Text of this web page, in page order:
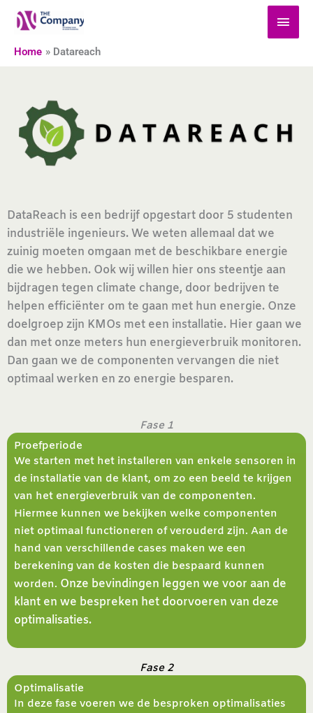
Home Datareach
DataReach is een bedrijf opgestart door 5 studenten
industriële ingenieurs. We weten allemaal dat we
zuinig moeten omgaan met de beschikbare energie
die we hebben. Ook wij willen hier ons steentje aan
bijdragen tegen climate change, door bedrijven te
helpen efficiënter om te gaan met hun energie. Onze
doelgroep zijn KMOs met een installatie. Hier gaan we
dan met onze meters hun energieverbruik monitoren.
Dan gaan we de componenten vervangen die niet
optimaal werken en zo energie besparen.
Fase 1
Proefperiode
We starten met het installeren van enkele sensoren in
de installatie van de klant, om zo een beeld te krijgen
van het energieverbruik van de componenten.
Hiermee kunnen we bekijken welke componenten
niet optimaal functioneren of verouderd zijn. Aan de
hand van verschillende cases maken we een
berekening van de kosten die bespaard kunnen
worden. Onze bevindingen leggen we voor aan de
klant en we bespreken het doorvoeren van deze
optimalisaties.
Fase 2
Optimalisatie
In deze fase voeren we de besproken optimalisaties